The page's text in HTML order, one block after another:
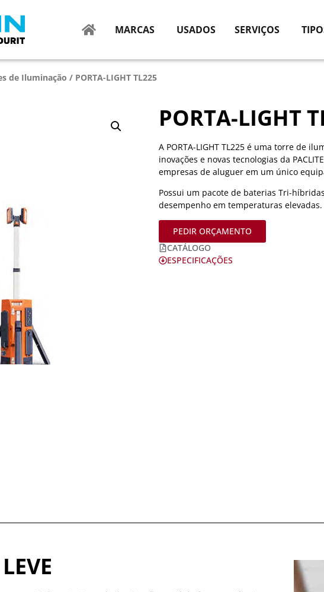
MARCAS USADOS SERVIÇOS
de Iluminação / PORTA-LIGHT TL225
PORTA-LIGHT
A PORTA-LIGHT TL225 é uma torre de
inovações e novas tecnologias da
empresas de aluguer em um único
Possui um pacote de baterias Tri-
desempenho em temperaturas elevadas.
PEDIR ORÇAMENTO
CATÁLOGO
ESPECIFICAÇÕES